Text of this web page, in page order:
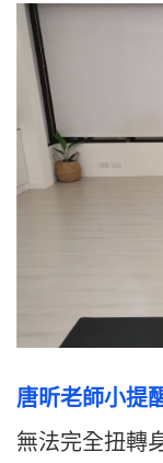
唐昕老師小提
無法完全扭轉